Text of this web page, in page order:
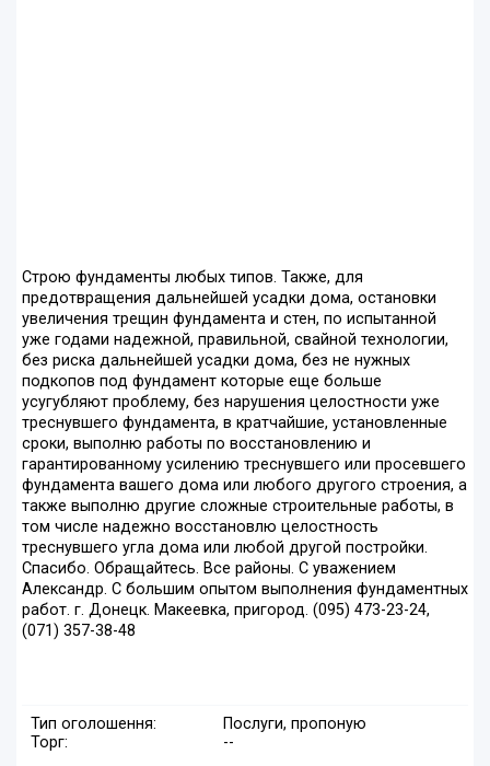
Строю фундаменты любых типов. Также, для
предотвращения дальнейшей усадки дома, остановки
увеличения трещин фундамента и стен, по испытанной
уже годами надежной, правильной, свайной технологии,
без риска дальнейшей усадки дома, без не нужных
подкопов под фундамент которые еще больше
усугубляют проблему, без нарушения целостности уже
треснувшего фундамента, в кратчайшие, установленные
сроки, выполню работы по восстановлению и
гарантированному усилению треснувшего или просевшего
фундамента вашего дома или любого другого строения, а
также выполню другие сложные строительные работы, в
том числе надежно восстановлю целостность
треснувшего угла дома или любой другой постройки.
Спасибо. Обращайтесь. Все районы. С уважением
Александр. С большим опытом выполнения фундаментных
работ. г. Донецк. Макеевка, пригород. (095) 473-23-24,
(071) 357-38-48
Тип оголошення:
Послуги, пропоную
Торг:
--